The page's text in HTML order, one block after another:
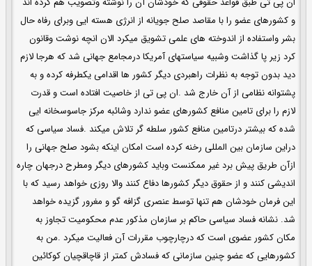
و کشورهای عضو را با مقاصد صلح جویانه از انرژی هسته ایی وبرای رفاه حال
بشر واستفاده از اندوخته های علمی تشویق میکرد الان انچه نوشت وقانون
کرد زیر پا گذاشت وشبیه سیاستهای آمریکا درمجامع جهانی شد که هرجا لازم
دید بدون توجه به نظرات راهبردی دیگر کشور ها اقدامی یکطرفه کرده و به
پشتوانه نظامی از آن خارج شد .ان پی تی از خاصیت افتاده است و قدرت
لازم را برای تامین منافع کشورهای عضو ندارد وشائبه مرکز جاسوسخانه ایی
شده که بیشتر درتامین منافع کشور سلطه گر تلاش میکند .فساد سیاسی که
دراین سازمان بین المللی رخنه کرده است امکان اینکه بشود صلح جهانی را
ازآن طریق پیش برد غیر ممکنست وباید کشورهای دیگر ومطرح درجهان چاره
اندیشی کنند و از حقوق دیگر کشورها دفاع کنند والا روزی خواهد رسید که با
این فرمان خودشان هم تنها توسط عنصری گزافه گو و مغرور گزیده خواهد
شد. نشانه فساد سیاسی حاکم بر سازمان مذکور عدم محکومیت تجاوز به
مکان کشور عضوی است که درچارچوب مقررات آن فعالیت میکرد .من به
کشورهایی که عضو چنین سازمانی که فسادش کمتر از قاچاقچیان کوکائین